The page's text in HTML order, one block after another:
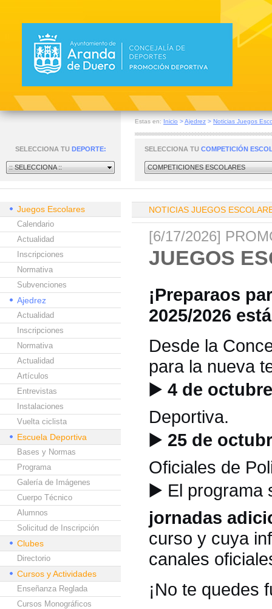
Estas en: Inicio >Ajedrez > Noticias Juegos
SELECCIONA TU DEPORTE:
:: SELECCIONA ::
SELECCIONA TU COMPETICIÓN
COMPETICIONES ESCOLARES
Juegos Escolares
Calendario
Actualidad
Inscripciones
Normativa
Subvenciones
Ajedrez
Actualidad
Inscripciones
Normativa
Actualidad
Artículos
Entrevistas
Instalaciones
Vuelta ciclista
Escuela Deportiva
Bases y Normas
Programa
Galería de Imágenes
Cuerpo Técnico
Alumnos
Solicitud de Inscripción
Clubes
Directorio
Cursos y Actividades
Enseñanza Reglada
Cursos Monográficos
NOTICIAS JUEGOS
[6/17/2026]
JUEGOS
¡Preparaos
2025/2026
Desde la
para la nueva
▶️ 4 de
Deportiva.
▶️ 25 de
Oficiales de
▶️ El programa
jornadas
curso y cuya
canales
¡No te quedes